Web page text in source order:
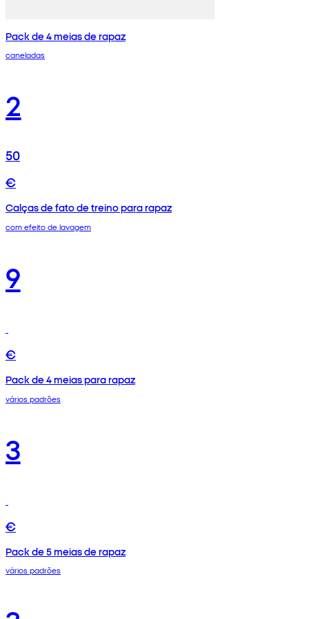
Pack de 4 meias de rapaz
caneladas
2
50
€
Calças de fato de treino para rapaz
com efeito de lavagem
9
€
Pack de 4 meias para rapaz
vários padrões
3
€
Pack de 5 meias de rapaz
vários padrões